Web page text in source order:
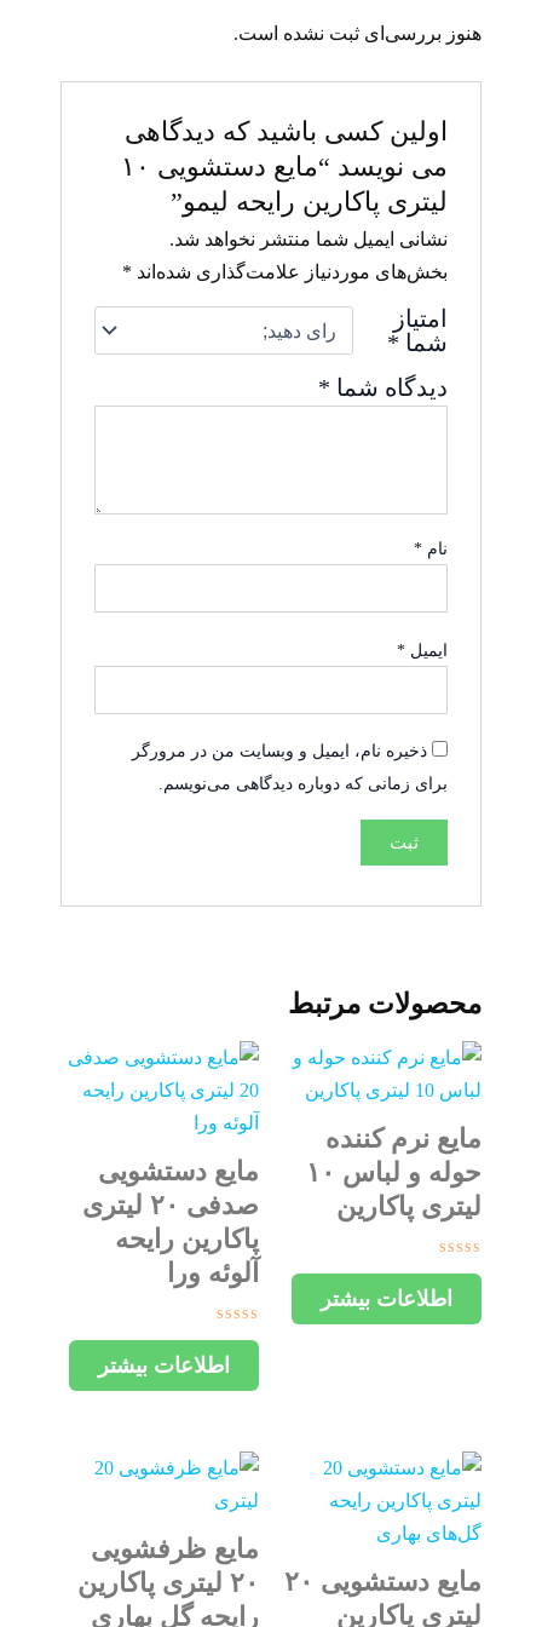
هنوز بررسی‌ای ثبت نشده است.
اولین کسی باشید که دیدگاهی
می نویسد “مایع دستشویی ۱۰
لیتری پاکارین رایحه لیمو”
نشانی ایمیل شما منتشر نخواهد شد.
بخش‌های موردنیاز علامت‌گذاری شده‌اند *
امتیاز
شما *
دیدگاه شما *
نام*
ایمیل*
ذخیره نام، ایمیل و وبسایت من در مرورگر
برای زمانی که دوباره دیدگاهی می‌نویسم.
محصولات مرتبط
مایع نرم کننده
حوله و لباس ۱۰
لیتری پاکارین
امتیاز
5
اطلاعات بیشتر
مایع دستشویی
صدفی ۲۰ لیتری
پاکارین رایحه
آلوئه ورا
امتیاز
5
اطلاعات بیشتر
مایع دستشویی ۲۰
لیتری پاکارین
مایع ظرفشویی
۲۰ لیتری پاکارین
رایحه گل بهاری